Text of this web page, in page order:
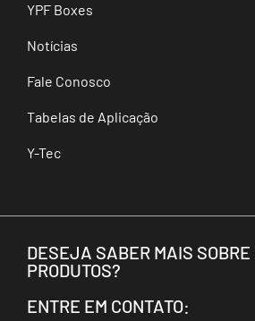
YPF Boxes
Notícias
Fale Conosco
Tabelas de Aplicação
Y-Tec
DESEJA SABER MAIS SOBRE
PRODUTOS?
ENTRE EM CONTATO: